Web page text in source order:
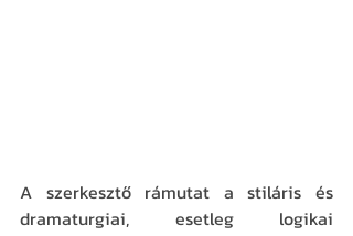
A szerkesztő rámutat a stiláris és
dramaturgiai, esetleg logikai